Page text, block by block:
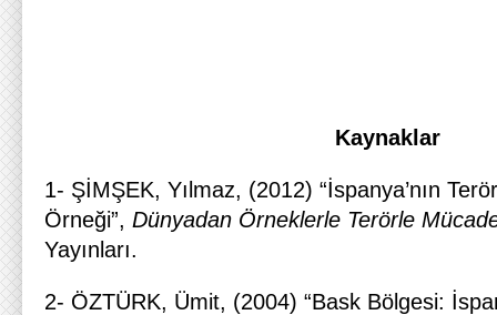
Kaynaklar
1- ŞİMŞEK, Yılmaz, (2012) “İspanya’nın
Örneği”, Dünyadan Örneklerle Terörle
Yayınları.
2- ÖZTÜRK, Ümit, (2004) “Bask Bölgesi: